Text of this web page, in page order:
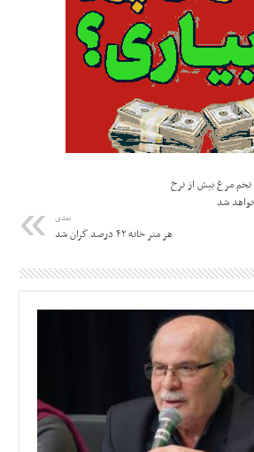
تخم مرغ بیش از نرخ
شد
بعدی
هر متر خانه ۴۲ درصد گران شد